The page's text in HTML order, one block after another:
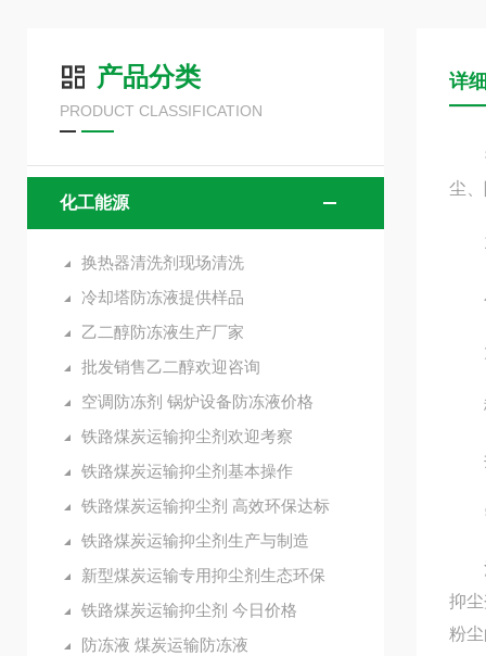
产品分类
PRODUCT CLASSIFICATION
化工能源
换热器清洗剂现场清洗
冷却塔防冻液提供样品
乙二醇防冻液生产厂家
批发销售乙二醇欢迎咨询
空调防冻剂 锅炉设备防冻液价格
铁路煤炭运输抑尘剂欢迎考察
铁路煤炭运输抑尘剂基本操作
铁路煤炭运输抑尘剂 高效环保达标
铁路煤炭运输抑尘剂生产与制造
新型煤炭运输专用抑尘剂生态环保
铁路煤炭运输抑尘剂 今日价格
防冻液 煤炭运输防冻液
详
抑
尘
1
小
大
移
井
需
河
抑
粉